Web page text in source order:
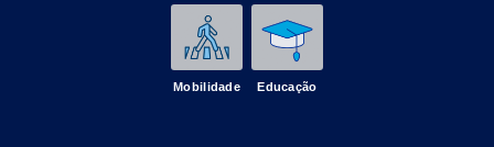
Mobilidade Educação